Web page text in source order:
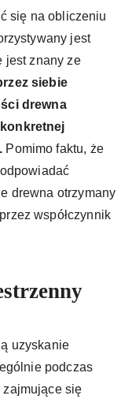
się na obliczeniu
jest
jest znany ze
siebie
drewna
Pomimo faktu, że
drewna otrzymany
współczynnik
uzyskanie
podczas
zajmujące się